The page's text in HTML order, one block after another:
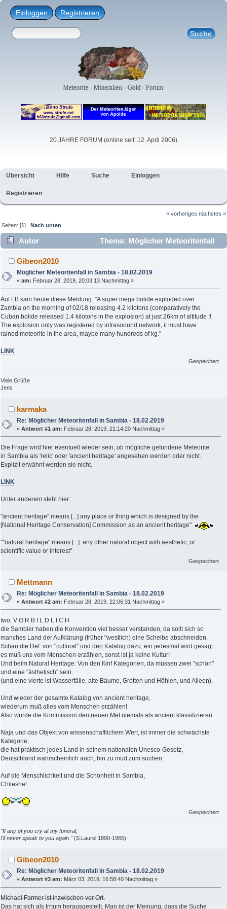
Einloggen Registrieren
20 JAHRE FORUM (online seit: 12. April 2006)
Übersicht Hilfe Suche Einloggen
Registrieren
« vorheriges nächstes »
Seiten: [1]Nach unten
Autor
Thema: Möglicher Meteoritenfall
in Sambia - 18.02.2019 (Gelesen 2811 mal)
Gibeon2010
Möglicher Meteoritenfall in Sambia - 18.02.2019
«am: Februar 28, 2019, 20:03:13 Nachmittag »
Auf FB kam heute diese Meldung: "A super mega bolide exploded over
Zambia on the morning of 02/18 releasing 4.2 kilotons (comparatively the
Cuban bolide released 1.4 kilotons in the explosion) at just 26km of altitude !!
The explosion only was registered by infrasoound network, it must have
rained meteorite in the area, maybe many hundreds of kg."
LINK
Gespeichert
Viele Grüße
Jens
karmaka
Re: Möglicher Meteoritenfall in Sambia - 18.02.2019
«Antwort #1 am: Februar 28, 2019, 21:14:20 Nachmittag »
Die Frage wird hier eventuell wieder sein, ob mögliche gefundene Meteorite
in Sambia als 'relic' oder 'ancient heritage' angesehen werden oder nicht.
Explizit erwähnt werden sie nicht.
LINK
Unter anderem steht hier:
"ancient heritage" means [...] any place or thing which is designed by the
[National Heritage Conservation] Commission as an ancient heritage"
""natural heritage" means [...] any other natural object with aesthetic, or
scientific value or interest"
Gespeichert
Mettmann
Re: Möglicher Meteoritenfall in Sambia - 18.02.2019
«Antwort #2 am: Februar 28, 2019, 22:06:31 Nachmittag »
Iwo, V O R B I L D L I C H
die Sambier haben die Konvention viel besser verstanden, da sollt sich so
manches Land der Aufklärung (früher "westlich) eine Scheibe abschneiden.
Schau die Def. von "cultural" und den Katalog dazu, ein jedesmal wird gesagt:
es muß uns vom Menschen erzählen, sonst ist ja keine Kultur!
Und beim Natural Heritage: Von den fünf Kategorien, da müssen zwei "schön"
und eine "ästhetisch" sein.
(und eine vierte ist Wasserfälle, alte Bäume, Grotten und Höhlen, und Alleen).
Und wieder der gesamte Katalog von ancient heritage,
wiederum muß alles vom Menschen erzählen!
Also würde die Kommission den neuen Met niemals als ancient klassifizieren.
Naja und das Objekt von wissenschaftlichem Wert, ist immer die schwächste
Kategorie,
die hat praktisch jedes Land in seinem nationalen Unesco-Gesetz,
Deutschland wahrscheinlich auch, bin zu müd zum suchen.
Auf die Menschlichkeit und die Schönheit in Sambia,
Chileshe!
Gespeichert
"If any of you cry at my funeral,
I'll never speak to you again."(S.Laurel 1890-1965)
Gibeon2010
Re: Möglicher Meteoritenfall in Sambia - 18.02.2019
«Antwort #3 am: März 03, 2019, 16:58:40 Nachmittag »
Michael Farmer ist inzwischen vor Ort.
Das hat sich als Irrtum herausgestellt. Man ist der Meinung, dass die Suche